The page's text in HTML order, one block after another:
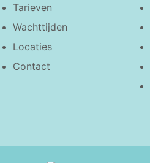
Tarieven
Wachttijden
Locaties
Contact